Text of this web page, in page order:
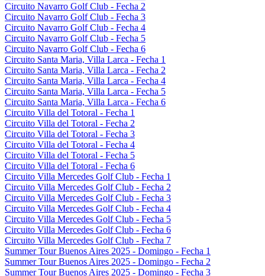
Circuito Navarro Golf Club - Fecha 2
Circuito Navarro Golf Club - Fecha 3
Circuito Navarro Golf Club - Fecha 4
Circuito Navarro Golf Club - Fecha 5
Circuito Navarro Golf Club - Fecha 6
Circuito Santa Maria, Villa Larca - Fecha 1
Circuito Santa Maria, Villa Larca - Fecha 2
Circuito Santa Maria, Villa Larca - Fecha 4
Circuito Santa Maria, Villa Larca - Fecha 5
Circuito Santa Maria, Villa Larca - Fecha 6
Circuito Villa del Totoral - Fecha 1
Circuito Villa del Totoral - Fecha 2
Circuito Villa del Totoral - Fecha 3
Circuito Villa del Totoral - Fecha 4
Circuito Villa del Totoral - Fecha 5
Circuito Villa del Totoral - Fecha 6
Circuito Villa Mercedes Golf Club - Fecha 1
Circuito Villa Mercedes Golf Club - Fecha 2
Circuito Villa Mercedes Golf Club - Fecha 3
Circuito Villa Mercedes Golf Club - Fecha 4
Circuito Villa Mercedes Golf Club - Fecha 5
Circuito Villa Mercedes Golf Club - Fecha 6
Circuito Villa Mercedes Golf Club - Fecha 7
Summer Tour Buenos Aires 2025 - Domingo - Fecha 1
Summer Tour Buenos Aires 2025 - Domingo - Fecha 2
Summer Tour Buenos Aires 2025 - Domingo - Fecha 3